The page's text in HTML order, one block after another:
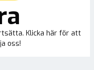
Klicka här för att
oss!